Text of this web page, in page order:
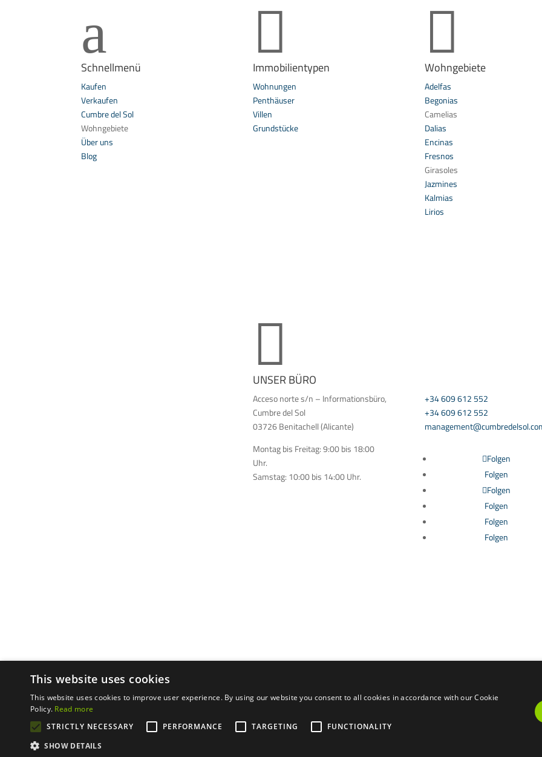
a
Schnellmenü
Kaufen
Verkaufen
Cumbre del Sol
Wohngebiete
Über uns
Blog

Immobilientypen
Wohnungen
Penthäuser
Villen
Grundstücke

Wohngebiete
Adelfas
Begonias
Camelias
Dalias
Encinas
Fresnos
Girasoles
Jazmines
Kalmias
Lirios

UNSER BÜRO
Acceso norte s/n – Informationsbüro,
Cumbre del Sol
03726 Benitachell (Alicante)
Montag bis Freitag: 9:00 bis 18:00
Uhr.
Samstag: 10:00 bis 14:00 Uhr.
+34 609 612 552
+34 609 612 552
Folgen
Folgen
Folgen
Folgen
Folgen
Folgen
Cumbre del Sol Pre-Owned ist die Marke der Firma AFLYS CONSULTANTS S.L., eingetragen im Register der Immobilienmakler
Acceso norte s/n, Cumbre del Sol Pre-Owned Informationsbüro, 03726, Benitachell | Copyright © 2025 Cumbre del
Datenschutzerklärung
This website uses cookies
This website uses cookies to improve user experience. By using our website you consent to all cookies in accordance with our Cookie
Policy. Read more
STRICTLY NECESSARY
PERFORMANCE TARGETING
FUNCTIONALITY
SHOW DETAILS